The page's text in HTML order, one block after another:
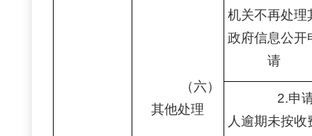
（六）
其他处理
机关不再处理
政府信息公开
请
2.申
人逾期未按收